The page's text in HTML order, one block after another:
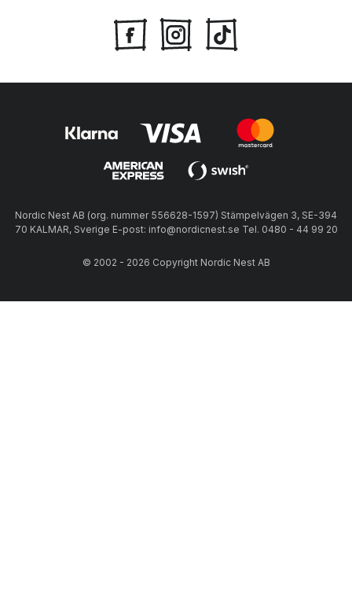
Nordic Nest AB (org. nummer 556628-1597) Stämpelvägen 3, SE-394
70 KALMAR, Sverige E-post: info@nordicnest.se Tel. 0480 - 44 99 20
© 2002 - 2026 Copyright Nordic Nest AB